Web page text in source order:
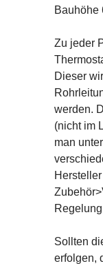
Bauhöhe
Zu jeder
Dieser
werden.
(nicht im
man
Sollten
erfolgen,